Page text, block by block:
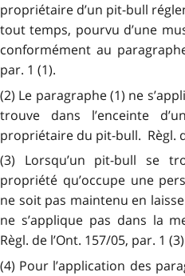
propriétaire d’un pit-bull
tout temps, pourvu d’une
conformément au
par. 1 (1).
(2) Le paragraphe (1) ne
trouve dans l’enceinte
propriétaire du pit-bull. Règl.
(3) Lorsqu’un pit-bull se
propriété qu’occupe une
ne soit pas maintenu en
ne s’applique pas dans la
Règl. de l’Ont. 157/05, par. 1
(4) Pour l’application des